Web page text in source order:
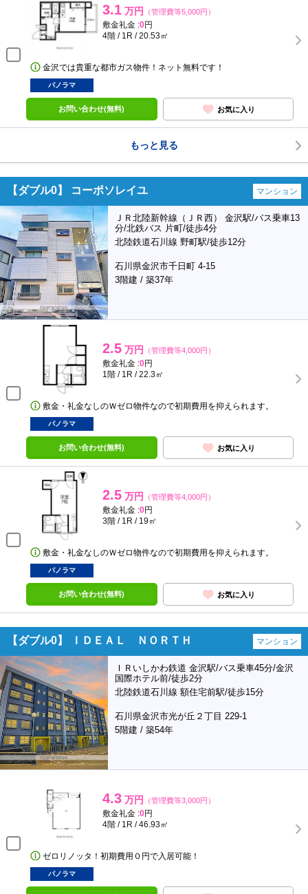
3.1 万円 （管理費等5,000円）
敷金礼金 :0円
4階 / 1R / 20.53㎡
金沢では貴重な都市ガス物件！ネット無料です！
パノラマ
お問い合わせ(無料) お気に入り
もっと見る
【ダブル0】 コーポソレイユ マンション
ＪＲ北陸新幹線（ＪＲ西） 金沢駅/バス乗車13
分/北鉄バス 片町/徒歩4分
北陸鉄道石川線 野町駅/徒歩12分
石川県金沢市千日町 4-15
3階建 / 築37年
2.5 万円 （管理費等4,000円）
敷金礼金 :0円
1階 / 1R / 22.3㎡
敷金・礼金なしのＷゼロ物件なので初期費用を抑えられます。
パノラマ
お問い合わせ(無料) お気に入り
2.5 万円 （管理費等4,000円）
敷金礼金 :0円
3階 / 1R / 19㎡
敷金・礼金なしのＷゼロ物件なので初期費用を抑えられます。
パノラマ
お問い合わせ(無料) お気に入り
【ダブル0】 ＩＤＥＡＬ ＮＯＲＴＨ マンション
ＩＲいしかわ鉄道 金沢駅/バス乗車45分/金沢
国際ホテル前/徒歩2分
北陸鉄道石川線 額住宅前駅/徒歩15分
石川県金沢市光が丘２丁目 229-1
5階建 / 築54年
4.3 万円 （管理費等3,000円）
敷金礼金 :0円
4階 / 1R / 46.93㎡
ゼロリノッタ！初期費用０円で入居可能！
パノラマ